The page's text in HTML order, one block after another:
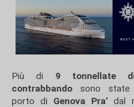
Più di 9 tonnellate
contrabbando sono state
porto di Genova Pra’ dal